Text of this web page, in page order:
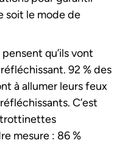
soit le mode de
qu’ils vont
92 % des
à allumer leurs feux
C’est
trottinettes
mesure : 86 %